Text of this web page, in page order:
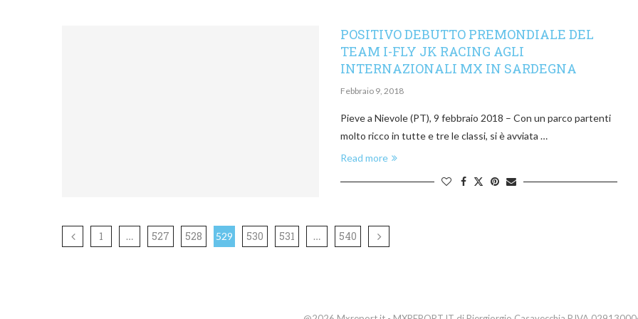
POSITIVO DEBUTTO PREMONDIALE DEL
TEAM I-FLY JK RACING AGLI
INTERNAZIONALI MX IN SARDEGNA
Febbraio 9, 2018
Pieve a Nievole (PT), 9 febbraio 2018 – Con un parco partenti
molto ricco in tutte e tre le classi, si è avviata …
Read more
1 … 527 528 529 530 531 … 540